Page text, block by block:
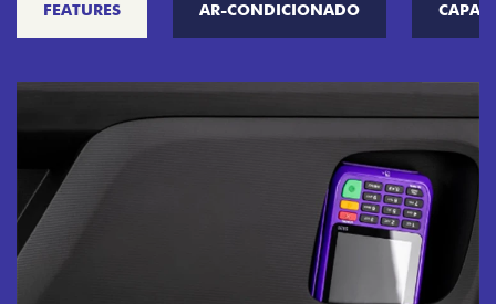
FEATURES AR-CONDICIONADO